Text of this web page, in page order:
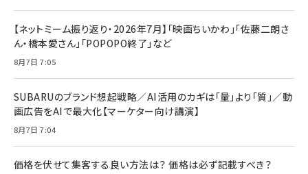
【ネットミーム振り返り・2026年7月】「映画ちいかわ」「佐藤二朗さ
ん・橋本愛さん」「POPOPO終了」など
8月7日 7:05
SUBARUのブランド想起戦略／AI活用のカギは「量」より「質」／動
画広告をAIで最大化【マーケター向け講演】
8月7日 7:04
価格を伏せて集客する良い方法は？ 価格は必ず記載すべき？